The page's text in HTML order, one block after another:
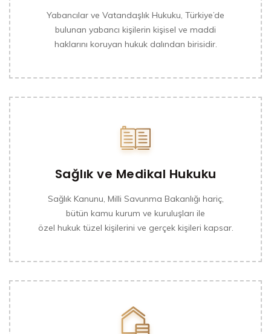
Yabancılar ve Vatandaşlık Hukuku, Türkiye’de
bulunan yabancı kişilerin kişisel ve maddi
haklarını koruyan hukuk dalından birisidir.
Sağlık ve Medikal Hukuku
Sağlık Kanunu, Milli Savunma Bakanlığı hariç,
bütün kamu kurum ve kuruluşları ile
özel hukuk tüzel kişilerini ve gerçek kişileri kapsar.